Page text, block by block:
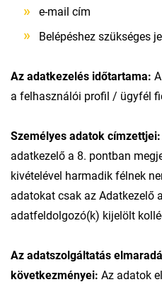
e-mail cím
Belépéshez szükséges
Az adatkezelés időtartama:
a felhasználói profil / ügyfél
Személyes adatok címzettjei:
adatkezelő a 8. pontban
kivételével harmadik félnek
adatokat csak az Adatkezelő
adatfeldolgozó(k) kijelölt
Az adatszolgáltatás
következményei: Az adatok